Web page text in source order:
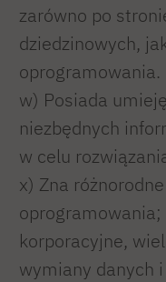
zarówno po
dziedzinowych,
oprogramowania.
w) Posiada
niezbędnych
w celu
x) Zna
korporacyjne,
wymiany danych